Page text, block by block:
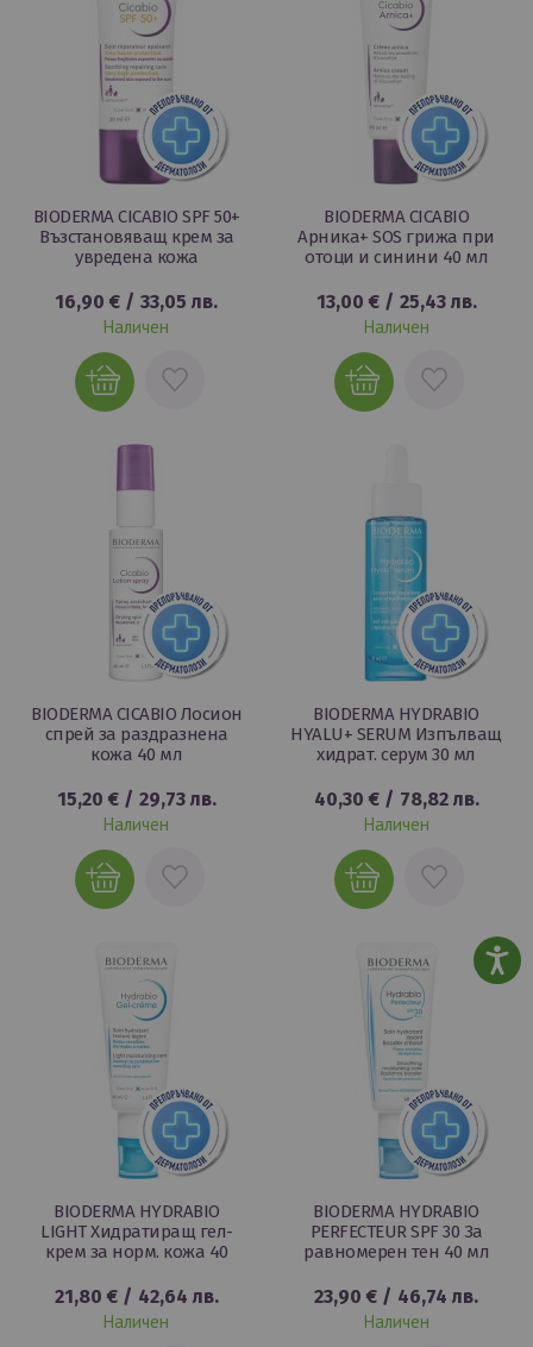
BIODERMA CICABIO SPF 50+
Възстановяващ крем за
увредена кожа
16,90 € / 33,05 лв.
Наличен
ДОБАВИ
BIODERMA CICABIO
Арника+ SOS грижа при
отоци и синини 40 мл
13,00 €/ 25,43 лв.
Наличен
ДОБАВИ
BIODERMA CICABIO Лосион
спрей за раздразнена
кожа 40 мл
15,20 €/ 29,73 лв.
Наличен
ДОБАВИ
BIODERMA HYDRABIO
HYALU+ SERUM Изпълващ
хидрат. серум 30 мл
40,30 €/ 78,82 лв.
Наличен
ДОБАВИ
ЛЮБИМИ
BIODERMA HYDRABIO
LIGHT Хидратиращ гел-
крем за норм. кожа 40
21,80 €/ 42,64 лв.
Наличен
BIODERMA HYDRABIO
PERFECTEUR SPF 30 За
равномерен тен 40 мл
23,90 € / 46,74 лв.
Наличен